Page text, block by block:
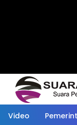
Video